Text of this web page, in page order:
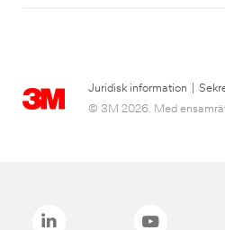
Juridisk information
© 3M 2026. Med